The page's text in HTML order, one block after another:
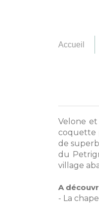
Accueil
Velone et
coquette
de
du
village
A
- La